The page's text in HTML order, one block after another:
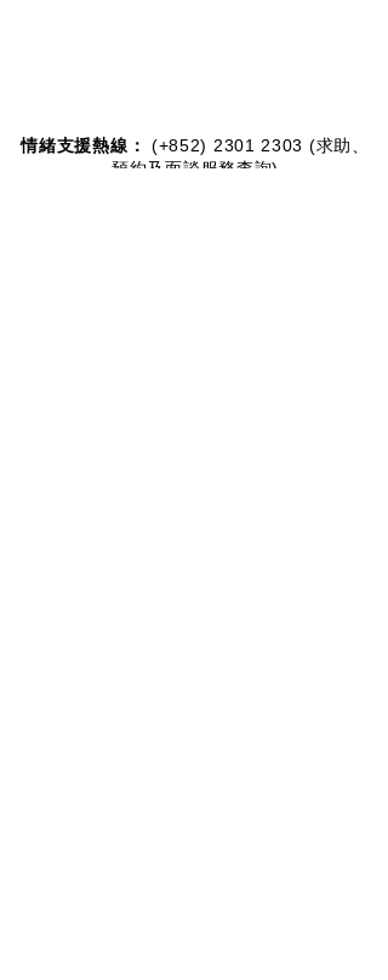
情緒支援熱線：​​ (+852) 2301 2303 (求助、
預約及面談服務查詢)